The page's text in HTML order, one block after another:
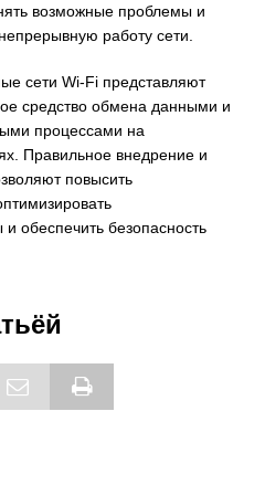
возможные проблемы и
работу сети.
сети Wi-Fi представляют
средство обмена данными и
процессами на
Правильное внедрение и
повысить
обеспечить безопасность